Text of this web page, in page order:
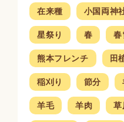
在来種 小国両神
星祭り 春 春
熊本フレンチ 田
稲刈り 節分
羊毛 羊肉 草